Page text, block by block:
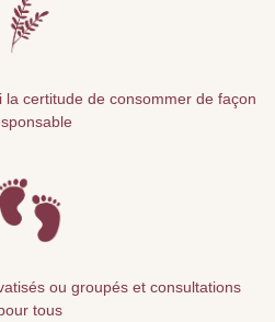
certitude de consommer de façon
ou groupés et consultations
tous